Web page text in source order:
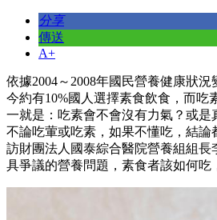
分享
傳送
A+
依據2004～2008年國民營養健康狀
今約有10%國人選擇素食飲食，而吃
一就是：吃素會不會沒有力氣？或是
不論吃葷或吃素，如果不懂吃，結論
訪財團法人國泰綜合醫院營養組組長
具爭議的營養問題，素食者該如何吃